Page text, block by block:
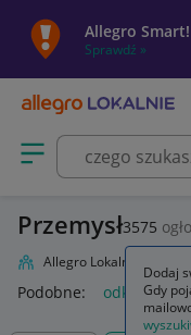
Allegro
Sprawdź »
Otwórz menu z
Przemysł3575
Allegro Lokalnie
Podobne: odkurzacz
Dodaj
Gdy